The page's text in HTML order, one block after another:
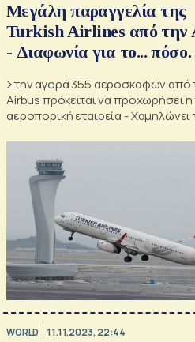
Μεγάλη παραγγελία της
Turkish Airlines από την
- Διαφωνία για το... πόσο
Στην αγορά 355 αεροσκαφών από
Airbus πρόκειται να προχωρήσει η
αεροπορική εταιρεία - Χαμηλώνει
WORLD 11.11.2023, 22:44